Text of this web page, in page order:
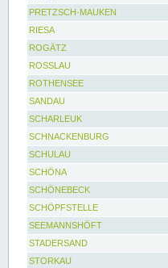
PRETZSCH-MAUKEN
RIESA
ROGÄTZ
ROSSLAU
ROTHENSEE
SANDAU
SCHARLEUK
SCHNACKENBURG
SCHULAU
SCHÖNA
SCHÖNEBECK
SCHÖPFSTELLE
SEEMANNSHÖFT
STADERSAND
STORKAU